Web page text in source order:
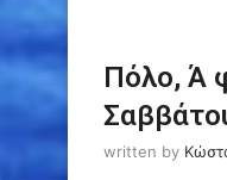
Πόλο, Ά
written by